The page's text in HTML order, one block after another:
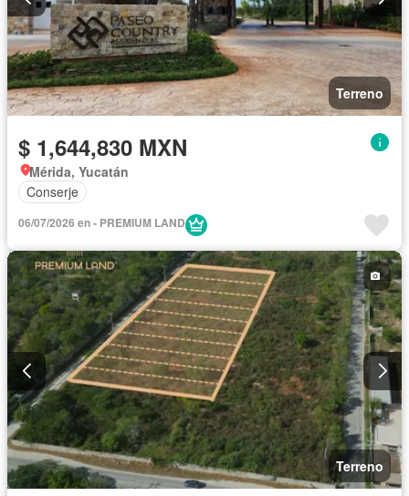
Terreno
$ 1,644,830 MXN
Mérida, Yucatán
Conserje
06/07/2026 en - PREMIUM LAND
Terreno